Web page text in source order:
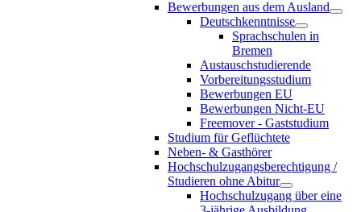
Bewerbungen aus dem Ausland
Deutschkenntnisse
Sprachschulen in
Bremen
Austauschstudierende
Vorbereitungsstudium
Bewerbungen EU
Bewerbungen Nicht-EU
Freemover - Gaststudium
Studium für Geflüchtete
Neben- & Gasthörer
Hochschulzugangsberechtigung /
Studieren ohne Abitur
Hochschulzugang über eine